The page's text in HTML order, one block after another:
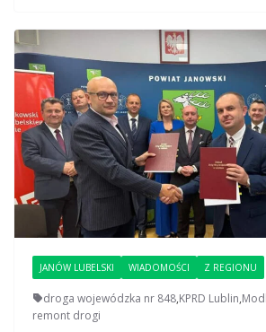
JANÓW LUBELSKI WIADOMOŚCI Z REGIONU
droga wojewódzka nr 848,KPRD Lublin,
remont drogi